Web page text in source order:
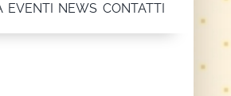
EVENTI NEWS CONTATTI